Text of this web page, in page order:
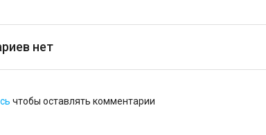
нет
чтобы оставлять комментарии